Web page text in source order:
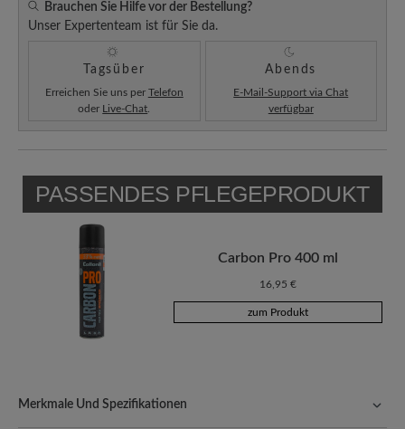
Brauchen Sie Hilfe vor der Bestellung?
Unser Expertenteam ist für Sie da.
Tagsüber
Erreichen Sie uns per Telefon
oder Live-Chat
Abends
E-Mail-Support via Chat
verfügbar
PASSENDES PFLEGEPRODUKT
Carbon Pro 400 ml
16,95 €
zum Produkt
Merkmale Und Spezifikationen